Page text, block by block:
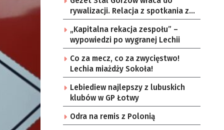
rywalizacji. Relacja z spotkania z
częstochowskimi lwami u nas!
„Kapitalna rekacja zespołu” –
wypowiedzi po wygranej Lechii
Co za mecz, co za zwycięstwo!
Lechia miażdży Sokoła!
Lebiediew najlepszy z lubuskich
klubów w GP Łotwy
Odra na remis z Polonią